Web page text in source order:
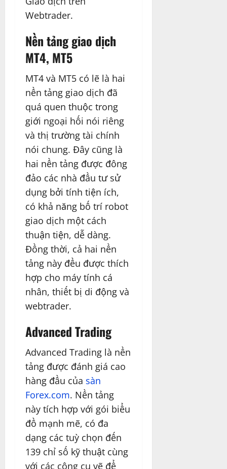
Webtrader.
Nền tảng giao dịch
MT4, MT5
MT4 và MT5 có lẽ là hai
nền tảng giao dịch đã
quá quen thuộc trong
giới ngoại hối nói riêng
và thị trường tài chính
nói chung. Đây cũng là
hai nền tảng được đông
đảo các nhà đầu tư sử
dụng bởi tính tiện ích,
có khả năng bố trí robot
giao dịch một cách
thuận tiện, dễ dàng.
Đồng thời, cả hai nền
tảng này đều được thích
hợp cho máy tính cá
nhân, thiết bị di động và
webtrader.
Advanced Trading
Advanced Trading là nền
tảng được đánh giá cao
hàng đầu của sàn
Forex.com. Nền tảng
này tích hợp với gói biểu
đồ mạnh mẽ, có đa
dạng các tuỳ chọn đến
139 chỉ số kỹ thuật cùng
với các công cụ vẽ để